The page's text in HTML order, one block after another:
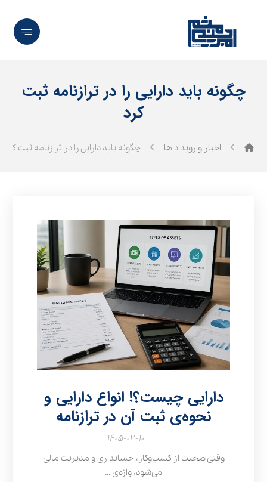
چگونه باید دارایی را در ترازنامه ثبت
کرد
اخبار و رویداد ها چگونه باید دارایی را در ترازنامه ثبت کرد
دارایی چیست؟! انواع دارایی و
نحوه‌ی ثبت آن در ترازنامه
۱۴۰۵-۰۲-۱۰
وقتی صحبت از کسب‌وکار، حسابداری و مدیریت مالی
می‌شود، واژه‌ی ...